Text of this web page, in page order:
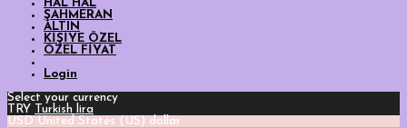
HAL HAL
ŞAHMERAN
ALTIN
KİŞİYE ÖZEL
ÖZEL FİYAT
Login
Select your currency
TRY Turkish lira
USD United States (US) dollar